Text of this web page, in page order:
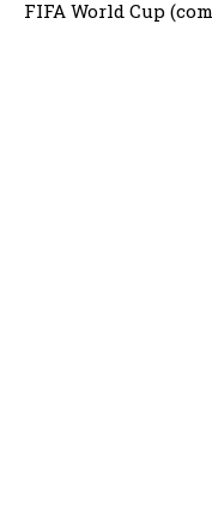
FIFA World Cup